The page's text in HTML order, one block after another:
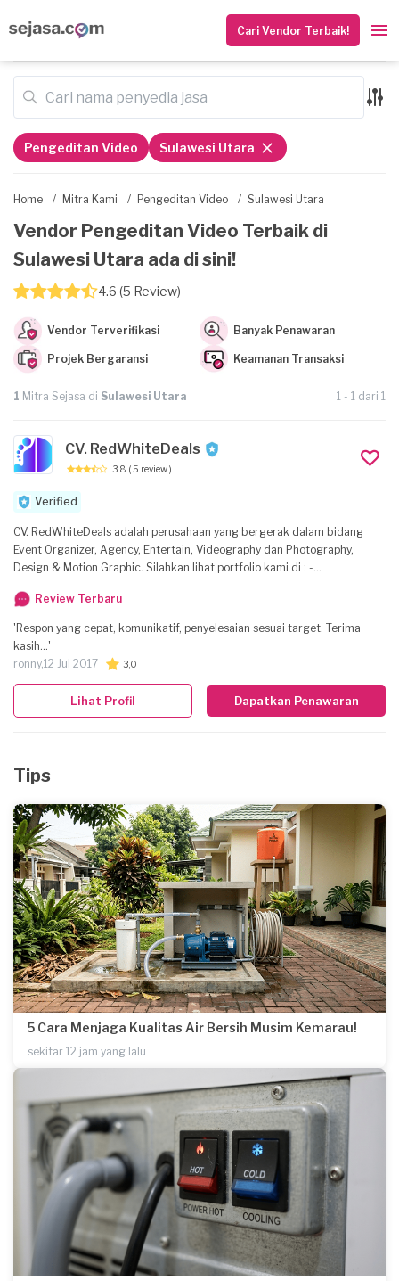
Cari Vendor Terbaik!
Home / Mitra Kami / Pengeditan Video / Sulawesi Utara
Vendor Pengeditan Video Terbaik di
Sulawesi Utara ada di sini!
4.6 (5 Review)
Vendor Terverifikasi Banyak Penawaran
Projek Bergaransi Keamanan Transaksi
1 Mitra Sejasa di Sulawesi Utara 1 - 1 dari 1
Pengeditan Video Sulawesi Utara
CV. RedWhiteDeals
3.8 ( 5 review )
Verified
CV. RedWhiteDeals adalah perusahaan yang bergerak dalam bidang
Event Organizer, Agency, Entertain, Videography dan Photography,
Design & Motion Graphic. Silahkan lihat portfolio kami di : -
https://www.youtube.com/channel/UCuUC-7ZNHsL5CDB7ocGmJpA
Review Terbaru
'Respon yang cepat, komunikatif, penyelesaian sesuai target. Terima
kasih...'
ronny,12 Jul 2017 3,0
Dapatkan Penawaran
Lihat Profil
Tips
5 Cara Menjaga Kualitas Air Bersih Musim Kemarau!
sekitar 12 jam yang lalu